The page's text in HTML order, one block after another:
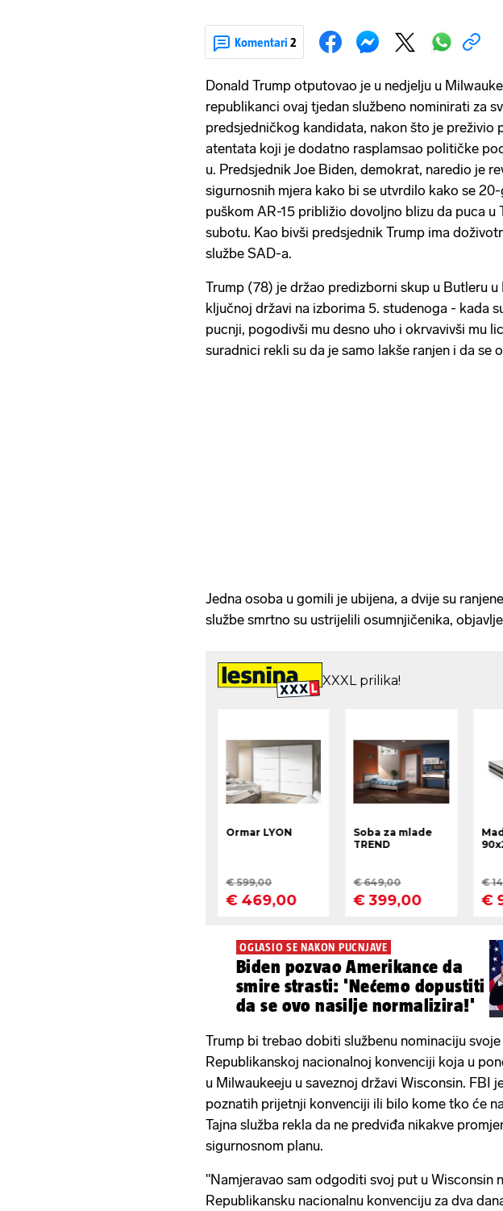
Komentari 2
Donald Trump otputovao je u nedjelju u
republikanci ovaj tjedan službeno nominirati za
predsjedničkog kandidata, nakon što je preživio
atentata koji je dodatno rasplamsao političke
u. Predsjednik Joe Biden, demokrat, naredio je
sigurnosnih mjera kako bi se utvrdilo kako se
puškom AR-15 približio dovoljno blizu da puca u
subotu. Kao bivši predsjednik Trump ima
službe SAD-a.
Trump (78) je držao predizborni skup u Butleru u
ključnoj državi na izborima 5. studenoga - kada
pucnji, pogodivši mu desno uho i okrvavivši mu
suradnici rekli su da je samo lakše ranjen i da se
Jedna osoba u gomili je ubijena, a dvije su
službe smrtno su ustrijelili osumnjičenika,
OGLASIO SE NAKON PUCNJAVE
Biden pozvao Amerikance da
smire strasti: 'Nećemo dopustiti
da se ovo nasilje normalizira!'
Trump bi trebao dobiti službenu nominaciju
Republikanskoj nacionalnoj konvenciji koja u
u Milwaukeeju u saveznoj državi Wisconsin. FBI
poznatih prijetnji konvenciji ili bilo kome tko će
Tajna služba rekla da ne predviđa nikakve
sigurnosnom planu.
"Namjeravao sam odgoditi svoj put u Wisconsin
Republikansku nacionalnu konvenciju za dva